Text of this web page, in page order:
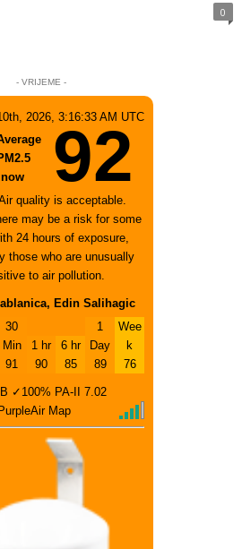
0
- VRIJEME -
2026, 3:16:33 AM UTC
92
quality is acceptable.
may be a risk for some
24 hours of exposure,
those who are unusually
to air pollution.
Edin Salihagic
30
Min
91
1 hr
90
6 hr
85
1
Day
89
Wee
k
76
B ✓100% PA-II
7.02
Map